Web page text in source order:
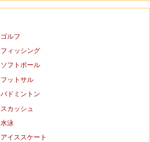
ゴルフ
フィッシング
ソフトボール
フットサル
バドミントン
スカッシュ
水泳
アイススケート